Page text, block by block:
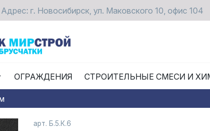
Адрес: г. Новосибирск, ул. Маковского 10, офис 104
ОГРАЖДЕНИЯ СТРОИТЕЛЬНЫЕ СМЕСИ И
арт. Б.5.К.6